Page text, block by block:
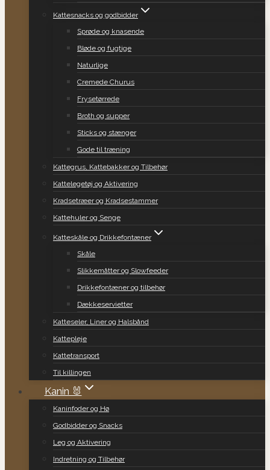
Kattesnacks og godbidder
Sprøde og knasende
Bløde og fugtige
Naturlige
Cremede Churus
Frysetørrede
Broth og supper
Sticks og stænger
Gode til træning
Kattegrus, Kattebakker og Tilbehør
Kattelegetøj og Aktivering
Kradsetræer og Kradsestammer
Kattehuler og Senge
Katteskåle og Drikkefontæner
Skåle
Slikkemåtter og Slowfeeder
Drikkefontæner og tilbehør
Dækkeservietter
Katteseler, Liner og Halsbånd
Kattepleje
Kattetransport
Til killingen
Kanin 🐰
Kaninfoder og Hø
Godbidder og Snacks
Leg og Aktivering
Indretning og Tilbehør